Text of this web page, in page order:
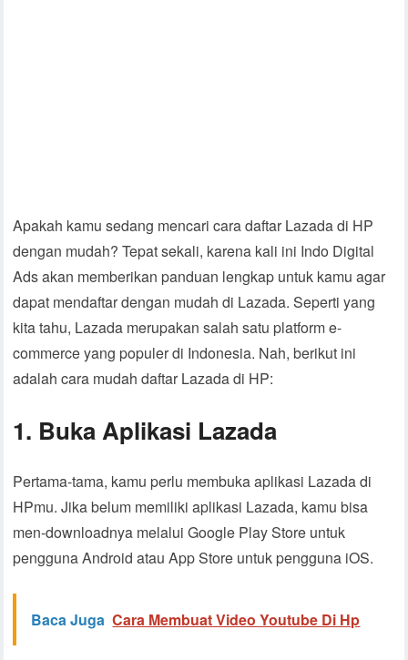
Apakah kamu sedang mencari cara daftar Lazada di HP
dengan mudah? Tepat sekali, karena kali ini Indo Digital
Ads akan memberikan panduan lengkap untuk kamu agar
dapat mendaftar dengan mudah di Lazada. Seperti yang
kita tahu, Lazada merupakan salah satu platform e-
commerce yang populer di Indonesia. Nah, berikut ini
adalah cara mudah daftar Lazada di HP:
1. Buka Aplikasi Lazada
Pertama-tama, kamu perlu membuka aplikasi Lazada di
HPmu. Jika belum memiliki aplikasi Lazada, kamu bisa
men-downloadnya melalui Google Play Store untuk
pengguna Android atau App Store untuk pengguna iOS.
Baca Juga Cara Membuat Video Youtube Di Hp